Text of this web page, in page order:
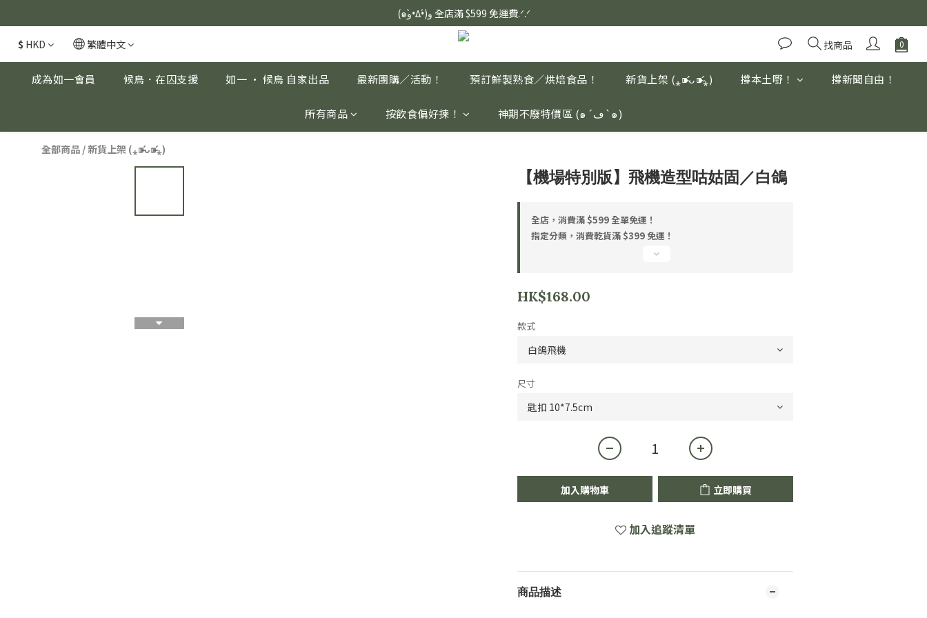
安眠熟睡、穩定血壓、瞓醒精神更集中🌿ASONE GABA TEA 如一舒眠茶（15入）｜優質養生高山茶
(๑و•̀Δ•́)و 全店滿 $599 免運費.ᐟ.ᐟ
安眠熟睡、穩定血壓、瞓醒精神更集中🌿ASONE GABA TEA 如一舒眠茶（15入）｜優質養生高山茶
$ HKD 繁體中文 找商品
成為如一會員 候鳥．在囚支援 如一 · 候鳥 自家出品 最新團購／活動！ 預訂鮮製熟食／烘焙食品！ 新貨上架 (⁎⁍̴̛ᴗ⁍̴̛⁎) 撐本土嘢！ 撐新聞自由！
所有商品 按飲食偏好揀！ 神期不廢特價區 (๑´ڡ`๑)
全部商品 /新貨上架 (⁎⁍̴̛ᴗ⁍̴̛⁎)
【機場特別版】飛機造型咕姑固／白鴿
全店，消費滿 $599 全單免運！
指定分類，消費乾貨滿 $399 免運！
HK$168.00
款式
尺寸
加入購物車 立即購買
加入追蹤清單
商品描述